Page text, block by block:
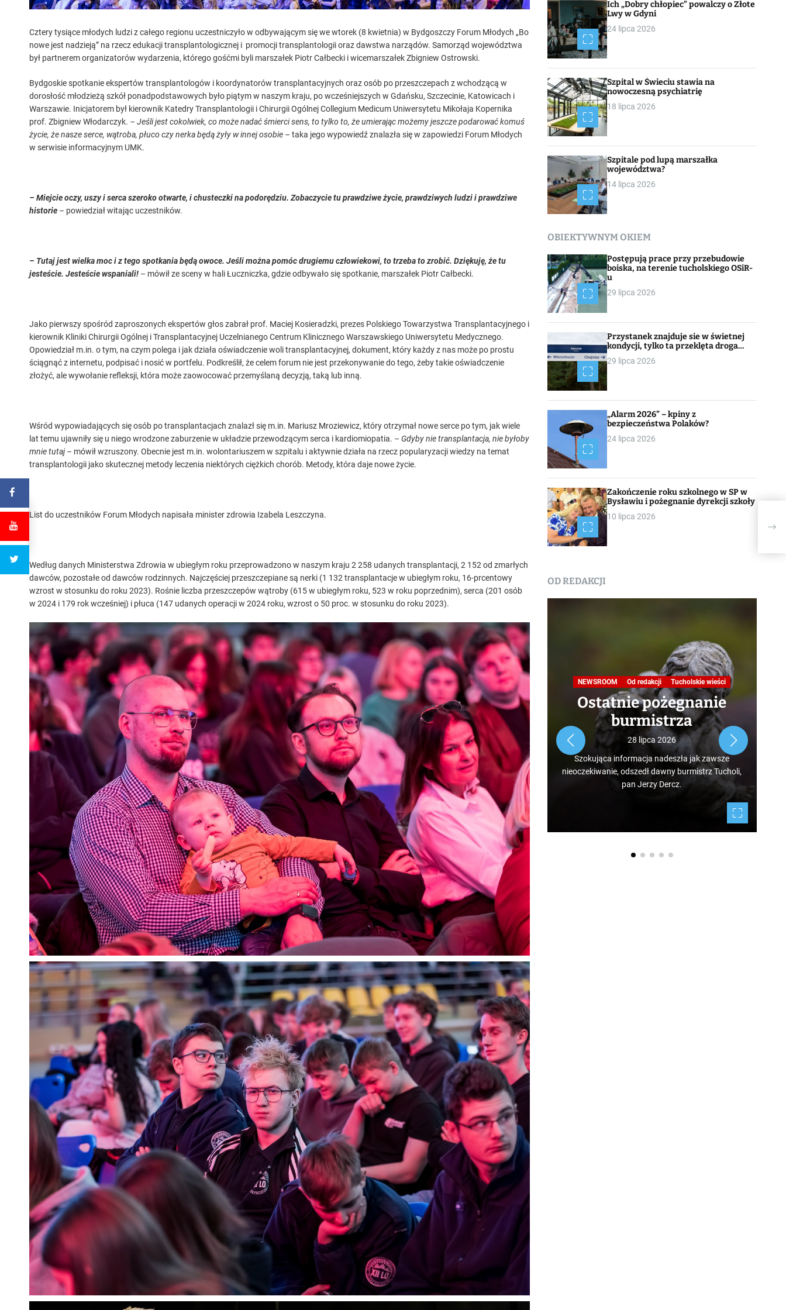
Cztery tysiące młodych ludzi z całego regionu uczestniczyło w odbywającym się we wtorek (8 kwietnia) w Bydgoszczy Forum Młodych „Bo
nowe jest nadzieją” na rzecz edukacji transplantologicznej i promocji transplantologii oraz dawstwa narządów. Samorząd województwa
był partnerem organizatorów wydarzenia, którego gośćmi byli marszałek Piotr Całbecki i wicemarszałek Zbigniew Ostrowski.
Bydgoskie spotkanie ekspertów transplantologów i koordynatorów transplantacyjnych oraz osób po przeszczepach z wchodzącą w
dorosłość młodzieżą szkół ponadpodstawowych było piątym w naszym kraju, po wcześniejszych w Gdańsku, Szczecinie, Katowicach i
Warszawie. Inicjatorem był kierownik Katedry Transplantologii i Chirurgii Ogólnej Collegium Medicum Uniwersytetu Mikołaja Kopernika
prof. Zbigniew Włodarczyk. – Jeśli jest cokolwiek, co może nadać śmierci sens, to tylko to, że umierając możemy jeszcze podarować komuś
życie, że nasze serce, wątroba, płuco czy nerka będą żyły w innej osobie – taka jego wypowiedź znalazła się w zapowiedzi Forum Młodych
w serwisie informacyjnym UMK.
– Miejcie oczy, uszy i serca szeroko otwarte, i chusteczki na podorędziu. Zobaczycie tu prawdziwe życie, prawdziwych ludzi i prawdziwe
historie – powiedział witając uczestników.
– Tutaj jest wielka moc i z tego spotkania będą owoce. Jeśli można pomóc drugiemu człowiekowi, to trzeba to zrobić. Dziękuję, że tu
jesteście. Jesteście wspaniali! – mówił ze sceny w hali Łuczniczka, gdzie odbywało się spotkanie, marszałek Piotr Całbecki.
Jako pierwszy spośród zaproszonych ekspertów głos zabrał prof. Maciej Kosieradzki, prezes Polskiego Towarzystwa Transplantacyjnego i
kierownik Kliniki Chirurgii Ogólnej i Transplantacyjnej Uczelnianego Centrum Klinicznego Warszawskiego Uniwersytetu Medycznego.
Opowiedział m.in. o tym, na czym polega i jak działa oświadczenie woli transplantacyjnej, dokument, który każdy z nas może po prostu
ściągnąć z internetu, podpisać i nosić w portfelu. Podkreślił, że celem forum nie jest przekonywanie do tego, żeby takie oświadczenie
złożyć, ale wywołanie refleksji, która może zaowocować przemyślaną decyzją, taką lub inną.
Wśród wypowiadających się osób po transplantacjach znalazł się m.in. Mariusz Mroziewicz, który otrzymał nowe serce po tym, jak wiele
lat temu ujawniły się u niego wrodzone zaburzenie w układzie przewodzącym serca i kardiomiopatia. – Gdyby nie transplantacja, nie byłoby
mnie tutaj – mówił wzruszony. Obecnie jest m.in. wolontariuszem w szpitalu i aktywnie działa na rzecz popularyzacji wiedzy na temat
transplantologii jako skutecznej metody leczenia niektórych ciężkich chorób. Metody, która daje nowe życie.
List do uczestników Forum Młodych napisała minister zdrowia Izabela Leszczyna.
Według danych Ministerstwa Zdrowia w ubiegłym roku przeprowadzono w naszym kraju 2 258 udanych transplantacji, 2 152 od zmarłych
dawców, pozostałe od dawców rodzinnych. Najczęściej przeszczepiane są nerki (1 132 transplantacje w ubiegłym roku, 16-prcentowy
wzrost w stosunku do roku 2023). Rośnie liczba przeszczepów wątroby (615 w ubiegłym roku, 523 w roku poprzednim), serca (201 osób
w 2024 i 179 rok wcześniej) i płuca (147 udanych operacji w 2024 roku, wzrost o 50 proc. w stosunku do roku 2023).
Ich „Dobry chłopiec” powalczy o Złote
Lwy w Gdyni
24 lipca 2026
Szpital w Świeciu stawia na
nowoczesną psychiatrię
18 lipca 2026
Szpitale pod lupą marszałka
województwa?
14 lipca 2026
OBIEKTYWNYM OKIEM
Postępują prace przy przebudowie
boiska, na terenie tucholskiego OSiR-
u
29 lipca 2026
Przystanek znajduje sie w świetnej
kondycji, tylko ta przeklęta droga…
29 lipca 2026
„Alarm 2026” – kpiny z
bezpieczeństwa Polaków?
24 lipca 2026
Zakończenie roku szkolnego w SP w
Bysławiu i pożegnanie dyrekcji szkoły
10 lipca 2026
OD REDAKCJI
NEWSROOM Od redakcji Tucholskie wieści
Ostatnie pożegnanie
burmistrza
28 lipca 2026
Szokująca informacja nadeszła jak zawsze
nieoczekiwanie, odszedł dawny burmistrz Tucholi,
pan Jerzy Dercz.